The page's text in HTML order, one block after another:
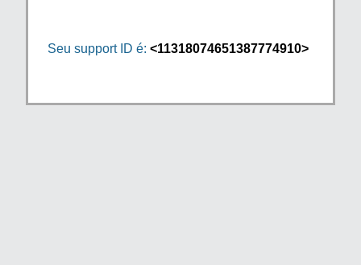
Seu support ID é: <11318074651387774910>